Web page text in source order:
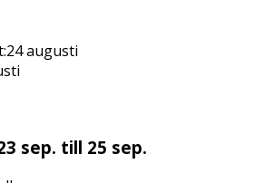
:24 augusti
sep. till 25 sep.